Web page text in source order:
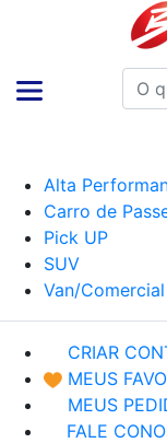
Alta
Carro de
Pick UP
SUV
Van/Comercial
CRIAR
MEUS
MEUS
FALE